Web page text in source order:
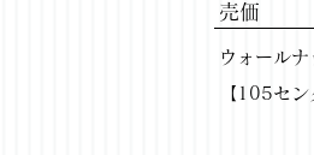
​売価
ウォールナ
【105セ